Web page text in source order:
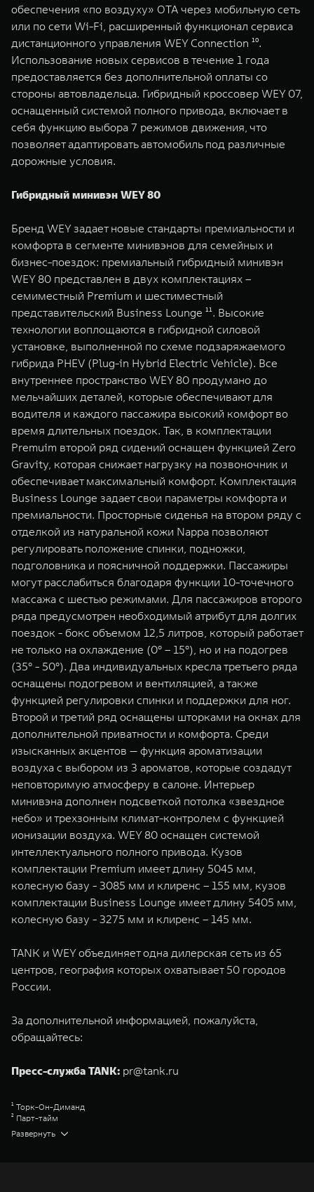
обеспечения «по воздуху» OTA через мобильную сеть
или по сети Wi-Fi, расширенный функционал сервиса
дистанционного управления WEY Connection ¹⁰.
Использование новых сервисов в течение 1 года
предоставляется без дополнительной оплаты со
стороны автовладельца. Гибридный кроссовер WEY 07,
оснащенный системой полного привода, включает в
себя функцию выбора 7 режимов движения, что
позволяет адаптировать автомобиль под различные
дорожные условия.
Гибридный минивэн WEY 80
Бренд WEY задает новые стандарты премиальности и
комфорта в сегменте минивэнов для семейных и
бизнес-поездок: премиальный гибридный минивэн
WEY 80 представлен в двух комплектациях –
семиместный Premium и шестиместный
представительский Business Lounge ¹¹. Высокие
технологии воплощаются в гибридной силовой
установке, выполненной по схеме подзаряжаемого
гибрида PHEV (Plug-in Hybrid Electric Vehicle). Все
внутреннее пространство WEY 80 продумано до
мельчайших деталей, которые обеспечивают для
водителя и каждого пассажира высокий комфорт во
время длительных поездок. Так, в комплектации
Premuim второй ряд сидений оснащен функцией Zero
Gravity, которая снижает нагрузку на позвоночник и
обеспечивает максимальный комфорт. Комплектация
Business Lounge задает свои параметры комфорта и
премиальности. Просторные сиденья на втором ряду с
отделкой из натуральной кожи Nappa позволяют
регулировать положение спинки, подножки,
подголовника и поясничной поддержки. Пассажиры
могут расслабиться благодаря функции 10-точечного
массажа с шестью режимами. Для пассажиров второго
ряда предусмотрен необходимый атрибут для долгих
поездок - бокс объемом 12,5 литров, который работает
не только на охлаждение (0° – 15°), но и на подогрев
(35° - 50°). Два индивидуальных кресла третьего ряда
оснащены подогревом и вентиляцией, а также
функцией регулировки спинки и поддержки для ног.
Второй и третий ряд оснащены шторками на окнах для
дополнительной приватности и комфорта. Среди
изысканных акцентов — функция ароматизации
воздуха с выбором из 3 ароматов, которые создадут
неповторимую атмосферу в салоне. Интерьер
минивэна дополнен подсветкой потолка «звездное
небо» и трехзонным климат-контролем с функцией
ионизации воздуха. WEY 80 оснащен системой
интеллектуального полного привода. Кузов
комплектации Premium имеет длину 5045 мм,
колесную базу - 3085 мм и клиренс – 155 мм, кузов
комплектации Business Lounge имеет длину 5405 мм,
колесную базу - 3275 мм и клиренс – 145 мм.
TANK и WEY объединяет одна дилерская сеть из 65
центров, география которых охватывает 50 городов
России.
За дополнительной информацией, пожалуйста,
обращайтесь:
Пресс-служба TANK: pr@tank.ru
¹ Торк-Он-Диманд
² Парт-тайм
³ Адвенчер
⁴ Премиум
Развернуть